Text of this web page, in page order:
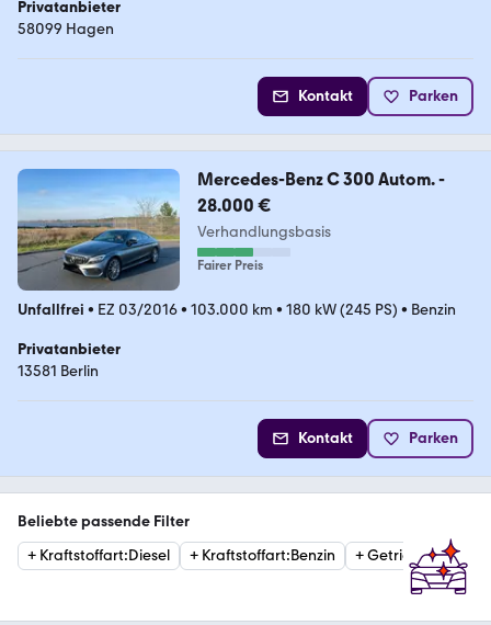
Privatanbieter
58099 Hagen
Kontakt Parken
Mercedes-Benz C 300 Autom. -
28.000 €
Verhandlungsbasis
Fairer Preis
Unfallfrei • EZ 03/2016• 103.000 km • 180 kW (245 PS) • Benzin
Privatanbieter
13581 Berlin
Kontakt Parken
Beliebte passende Filter
+ Kraftstoffart:Diesel + Kraftstoffart:Benzin +Getriebe: